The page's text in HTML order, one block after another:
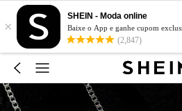
×
SHEIN - Moda online
Baixe o App e ganhe cupom
(2,847)